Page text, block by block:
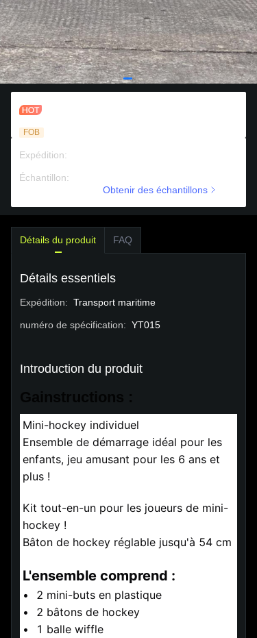
FOB
Expédition:
Échantillon:
Obtenir des échantillons
Détails du produit FAQ
Détails essentiels
Expédition: Transport maritime
numéro de spécification: YT015
Introduction du produit
Mini-hockey individuel
Ensemble de démarrage idéal pour les
enfants, jeu amusant pour les 6 ans et
plus !
Kit tout-en-un pour les joueurs de mini-
hockey !
Bâton de hockey réglable jusqu'à 54 cm
L'ensemble comprend :
•	2 mini-buts en plastique
•	2 bâtons de hockey
•	1 balle wiffle